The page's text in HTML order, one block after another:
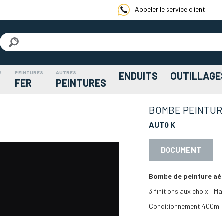
Appeler le service client
PEINTURES
FER
AUTRES
PEINTURES
ENDUITS
BOMBE
AUTO K
DOCUMENT
Bombe de peinture
3 finitions aux choix :
Conditionnement 400ml